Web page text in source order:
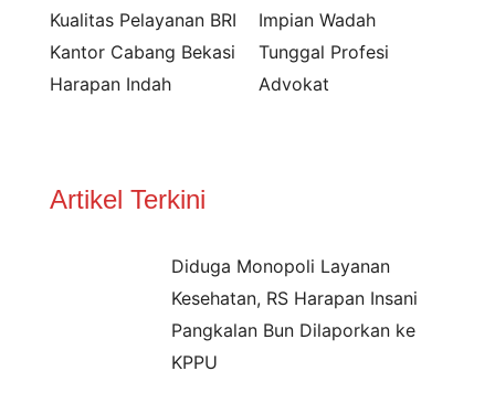
Kualitas Pelayanan BRI
Kantor Cabang Bekasi
Harapan Indah
Impian Wadah
Tunggal Profesi
Advokat
Artikel Terkini
Diduga Monopoli Layanan
Kesehatan, RS Harapan Insani
Pangkalan Bun Dilaporkan ke
KPPU